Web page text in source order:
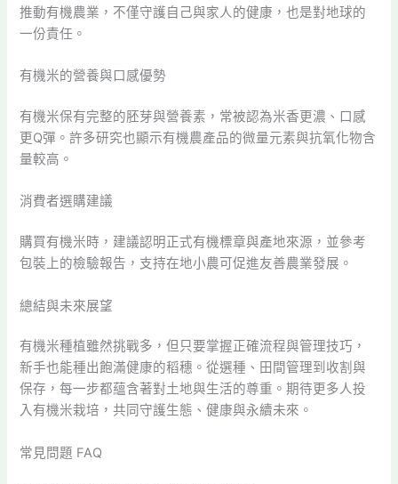
推動有機農業，不僅守護自己與家人的健康，也是對地球的
一份責任。
有機米的營養與口感優勢
有機米保有完整的胚芽與營養素，常被認為米香更濃、口感
更Q彈。許多研究也顯示有機農產品的微量元素與抗氧化物含
量較高。
消費者選購建議
購買有機米時，建議認明正式有機標章與產地來源，並參考
包裝上的檢驗報告，支持在地小農可促進友善農業發展。
總結與未來展望
有機米種植雖然挑戰多，但只要掌握正確流程與管理技巧，
新手也能種出飽滿健康的稻穗。從選種、田間管理到收割與
保存，每一步都蘊含著對土地與生活的尊重。期待更多人投
入有機米栽培，共同守護生態、健康與永續未來。
常見問題 FAQ